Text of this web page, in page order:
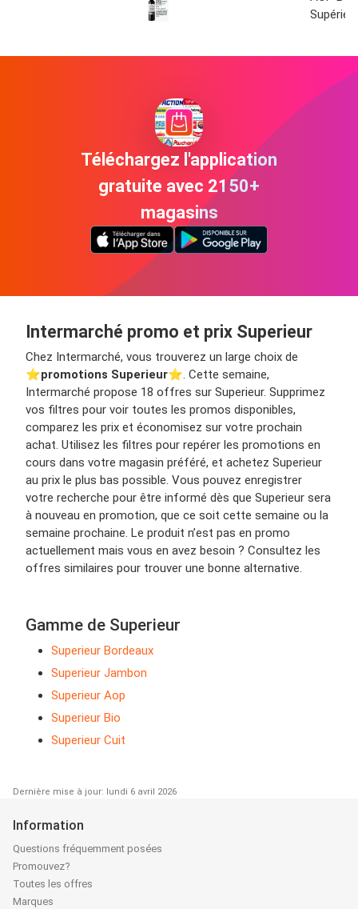
Téléchargez l'application
gratuite avec 2150+
magasins
Intermarché promo et prix Superieur
Chez Intermarché, vous trouverez un large choix de
⭐️promotions Superieur⭐️. Cette semaine,
Intermarché propose 18 offres sur Superieur. Supprimez
vos filtres pour voir toutes les promos disponibles,
comparez les prix et économisez sur votre prochain
achat. Utilisez les filtres pour repérer les promotions en
cours dans votre magasin préféré, et achetez Superieur
au prix le plus bas possible. Vous pouvez enregistrer
votre recherche pour être informé dès que Superieur sera
à nouveau en promotion, que ce soit cette semaine ou la
semaine prochaine. Le produit n’est pas en promo
actuellement mais vous en avez besoin ? Consultez les
offres similaires pour trouver une bonne alternative.
Gamme de Superieur
Superieur Bordeaux
Superieur Jambon
Superieur Aop
Superieur Bio
Superieur Cuit
Dernière mise à jour: lundi 6 avril 2026
Information
Questions fréquemment posées
Promouvez?
Toutes les offres
Marques